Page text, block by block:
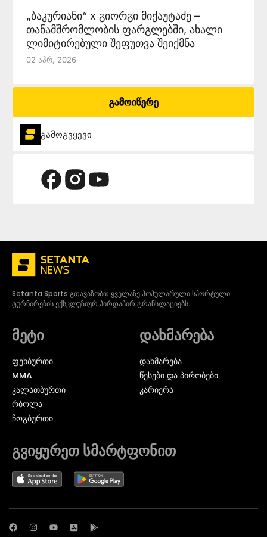
„ბაკურიანი“ x გიორგი მიქაუტაძე –
თანამშრომლობის ფარგლებში, ახალი
ლიმიტირებული შეფუთვა შეიქმნა
02 Აპრ, 2026
გამოიწერე
გამოგვყევი
Setanta Sports გთავაზობთ ყველაზე პოპულარული სპორტული
ტურნირების ექსკლუზიურ პირდაპირ ტრანსლაციებს.
მეტი
ᲤᲔᲮᲑᲣᲠᲗᲘ
MMA
ᲙᲐᲚᲐᲗᲑᲣᲠᲗᲘ
ᲠᲑᲝᲚᲐ
ᲩᲝᲒᲑᲣᲠᲗᲘ
დახმარება
დახმარება
წესები და პირობები
კარიერა
გვიყურეთ სმარტფონით